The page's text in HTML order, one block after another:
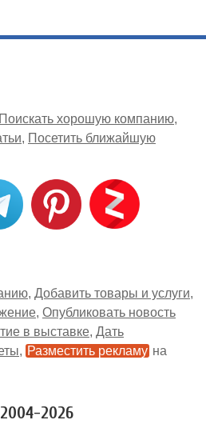
Поискать хорошую компанию
Посетить ближайшую
Добавить товары и услуги
Опубликовать новость
в выставке Дать
Разместить рекламу на
2026